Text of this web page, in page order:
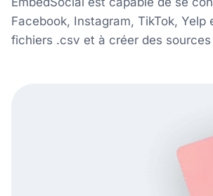
Facebook, Instagram, TikTok,
fichiers .csv et à créer des